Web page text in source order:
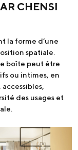
CHENSI
la forme d’une
spatiale.
boîte peut être
ou intimes, en
des usages et